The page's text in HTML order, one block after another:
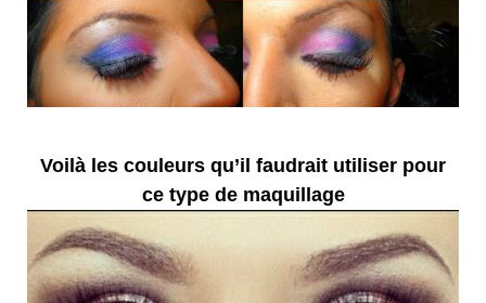
Voilà les couleurs qu’il faudrait utiliser pour
ce type de maquillage